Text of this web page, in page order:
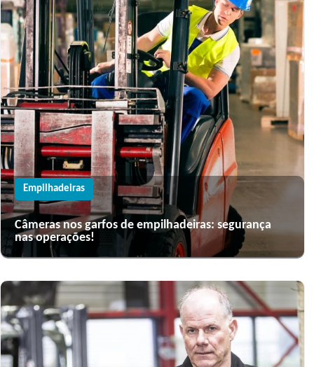
Empilhadeiras
Câmeras nos garfos de empilhadeiras: segurança
nas operações!